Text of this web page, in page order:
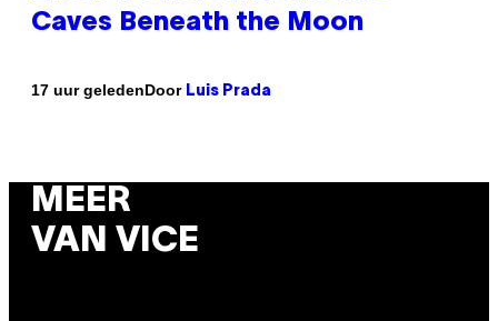
Caves Beneath the Moon
17 uur geledenDoor Luis Prada
MEER
VAN VICE